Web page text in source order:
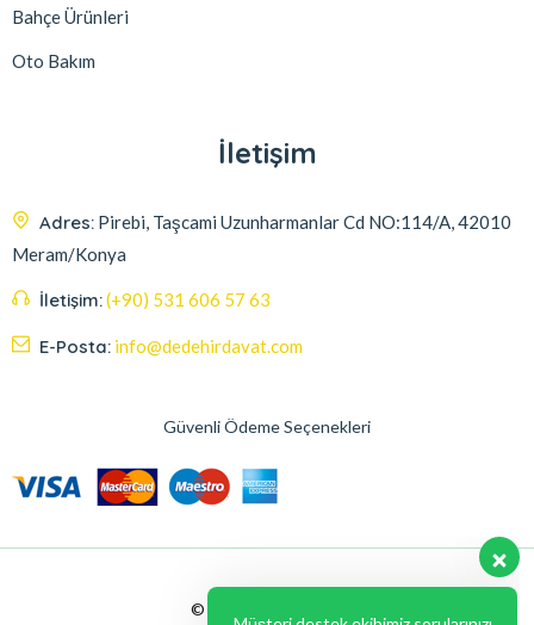
Bahçe Ürünleri
Oto Bakım
İletişim
Adres: Pirebi, Taşcami Uzunharmanlar Cd NO:114/A, 42010
Meram/Konya
İletişim:(+90) 531 606 57 63
E-Posta: info@dedehirdavat.com
Güvenli Ödeme Seçenekleri
© 2024, Liabil Dizayn
yanıtlamak için burada. Bize herşeyi
olabilirim ?